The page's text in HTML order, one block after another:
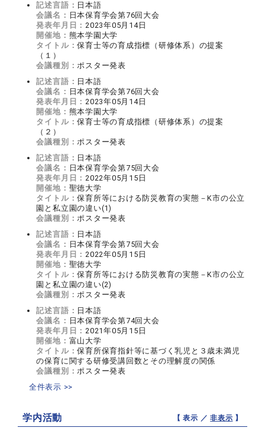
記述言語： 日本語
会議名： 日本保育学会第76回大会
発表年月日：2023年05月14日
開催地： 熊本学園大学
タイトル：保育士等の育成指標（研修体系）の提案
（１）
会議種別：ポスター発表
記述言語： 日本語
会議名： 日本保育学会第76回大会
発表年月日：2023年05月14日
開催地： 熊本学園大学
タイトル：保育士等の育成指標（研修体系）の提案
（２）
会議種別：ポスター発表
記述言語： 日本語
会議名： 日本保育学会第75回大会
発表年月日：2022年05月15日
開催地： 聖徳大学
タイトル：保育所等における防災教育の実態－K市の公立
園と私立園の違い(1)
会議種別：ポスター発表
記述言語： 日本語
会議名： 日本保育学会第75回大会
発表年月日：2022年05月15日
開催地： 聖徳大学
タイトル：保育所等における防災教育の実態－K市の公立
園と私立園の違い(2)
会議種別：ポスター発表
記述言語： 日本語
会議名： 日本保育学会第74回大会
発表年月日：2021年05月15日
開催地： 富山大学
タイトル：保育所保育指針等に基づく乳児と３歳未満児
の保育に関する研修受講回数とその理解度の関係
会議種別：ポスター発表
全件表示 >>
学内活動 【 表示 ／非表示 】